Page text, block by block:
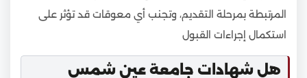
المرتبطة بمرحلة التقديم، وتجنب أي معوقات قد تؤثر على
استكمال إجراءات القبول
هل شهادات جامعة عين شمس